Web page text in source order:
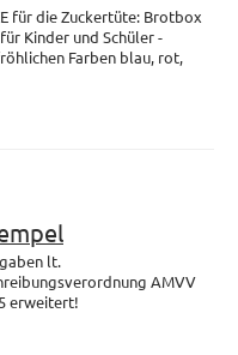
für die Zuckertüte: Brotbox
Kinder und Schüler -
Farben blau, rot,
lt.
AMVV
erweitert!